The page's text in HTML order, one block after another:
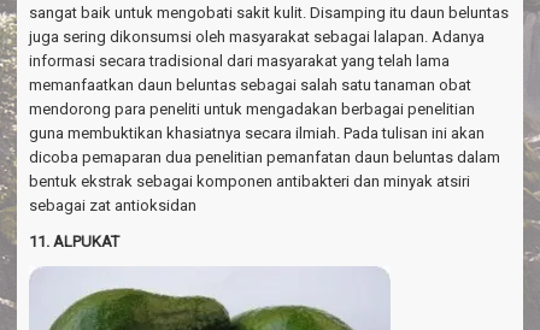
sangat baik untuk mengobati sakit kulit. Disamping itu daun beluntas
juga sering dikonsumsi oleh masyarakat sebagai lalapan. Adanya
informasi secara tradisional dari masyarakat yang telah lama
memanfaatkan daun beluntas sebagai salah satu tanaman obat
mendorong para peneliti untuk mengadakan berbagai penelitian
guna membuktikan khasiatnya secara ilmiah. Pada tulisan ini akan
dicoba pemaparan dua penelitian pemanfatan daun beluntas dalam
bentuk ekstrak sebagai komponen antibakteri dan minyak atsiri
sebagai zat antioksidan
11. ALPUKAT